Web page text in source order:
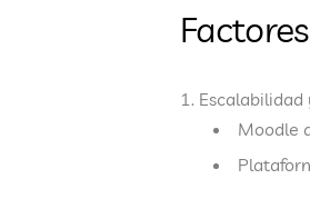
Escalabilidad
Moodle